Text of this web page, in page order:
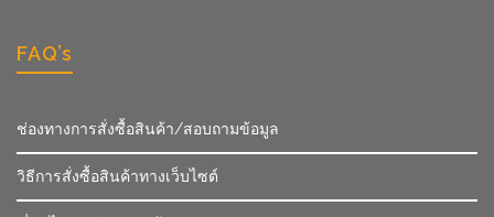
FAQ’s
ช่องทางการสั่งซื้อสินค้า/สอบถามข้อมูล
วิธีการสั่งซื้อสินค้าทางเว็บไซต์